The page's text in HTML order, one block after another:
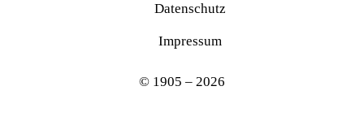
Datenschutz
Impressum
© 1905 – 2026